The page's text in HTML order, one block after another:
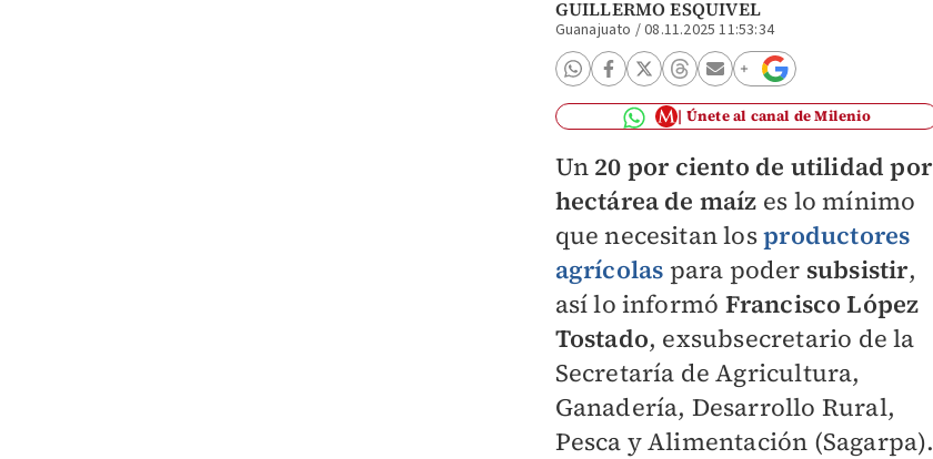
GUILLERMO ESQUIVEL
Guanajuato /08.11.2025 11:53:34
Únete al canal de Milenio
Un 20 por ciento de utilidad por
hectárea de maíz es lo mínimo
que necesitan losproductores
agrícolas para poder subsistir,
así lo informó Francisco López
Tostado, exsubsecretario de la
Secretaría de Agricultura,
Ganadería, Desarrollo Rural,
Pesca y Alimentación (Sagarpa).